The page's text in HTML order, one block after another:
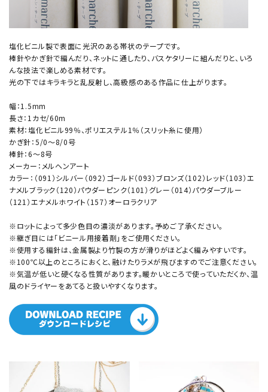
塩化ビニル製で表面に光沢のある帯状のテープです。
棒針やかぎ針で編んだり、ネットに通したり、バスケタリーに組んだりと、いろ
んな技法で楽しめる素材です。
光の下ではキラキラと乱反射し、高級感のある作品に仕上がります。
幅：1.5mm
長さ：1カセ/60m
素材：塩化ビニル99％、ポリエステル1％（スリット糸に使用）
かぎ針：5/0～8/0号
棒針：6～8号
メーカー：メルヘンアート
カラー：（091）シルバー（092）ゴールド（093）ブロンズ（102）レッド（103）エ
ナメルブラック（120）パウダーピンク（101）グレー（014）パウダーブルー
（121）エナメルホワイト（157）オーロラクリア
※ロットによって多少色目の濃淡があります。予めご了承ください。
※継ぎ目には「ビニール用接着剤」をご使用ください。
※使用する編針は、金属製より竹製の方が滑りがほどよく編みやすいです。
※100℃以上のところにおくと、融けたりラメが飛びますのでご注意ください。
※気温が低いと硬くなる性質があります。暖かいところで使っていただくか、温
風のドライヤーをあてると扱いやすくなります。